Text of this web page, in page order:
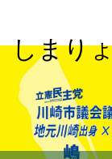
しまり